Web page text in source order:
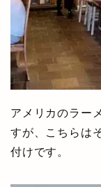
アメリカのラー
すが、こちらは
付けです。